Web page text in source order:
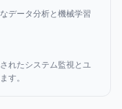
データ分析と機械学習
れたシステム監視とユ
す。